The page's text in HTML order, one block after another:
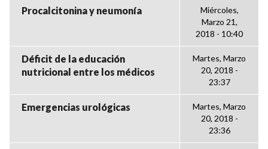
Procalcitonina y neumonía
Miércoles,
Marzo 21,
2018 - 10:40
Déficit de la educación
nutricional entre los médicos
Martes, Marzo
20, 2018 -
23:37
Emergencias urológicas
Martes, Marzo
20, 2018 -
23:36